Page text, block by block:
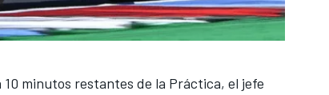
minutos restantes de la Práctica, el jefe